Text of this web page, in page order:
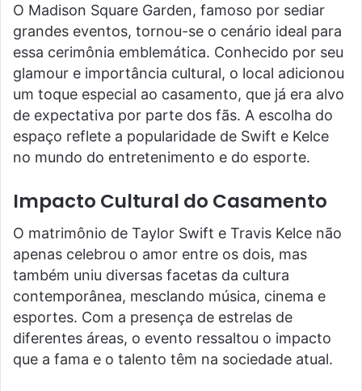
O Madison Square Garden, famoso por sediar
grandes eventos, tornou-se o cenário ideal para
essa cerimônia emblemática. Conhecido por seu
glamour e importância cultural, o local adicionou
um toque especial ao casamento, que já era alvo
de expectativa por parte dos fãs. A escolha do
espaço reflete a popularidade de Swift e Kelce
no mundo do entretenimento e do esporte.
Impacto Cultural do Casamento
O matrimônio de Taylor Swift e Travis Kelce não
apenas celebrou o amor entre os dois, mas
também uniu diversas facetas da cultura
contemporânea, mesclando música, cinema e
esportes. Com a presença de estrelas de
diferentes áreas, o evento ressaltou o impacto
que a fama e o talento têm na sociedade atual.